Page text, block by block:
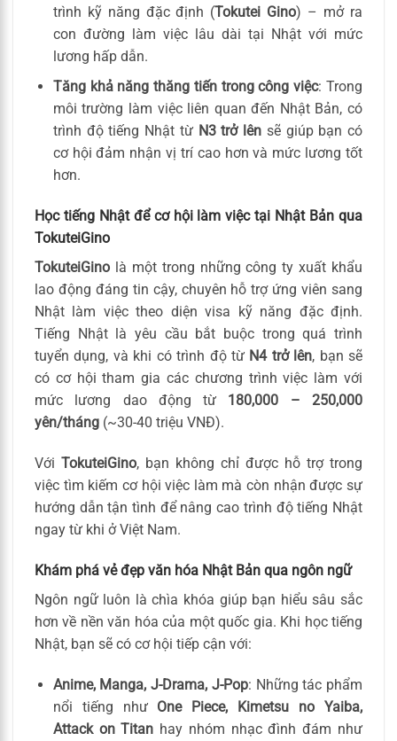
trình kỹ năng đặc định (Tokutei Gino) – mở ra
con đường làm việc lâu dài tại Nhật với mức
lương hấp dẫn.
Tăng khả năng thăng tiến trong công việc: Trong
môi trường làm việc liên quan đến Nhật Bản, có
trình độ tiếng Nhật từ N3 trở lên sẽ giúp bạn có
cơ hội đảm nhận vị trí cao hơn và mức lương tốt
hơn.
Học tiếng Nhật để cơ hội làm việc tại Nhật Bản qua
TokuteiGino
TokuteiGino là một trong những công ty xuất khẩu
lao động đáng tin cậy, chuyên hỗ trợ ứng viên sang
Nhật làm việc theo diện visa kỹ năng đặc định.
Tiếng Nhật là yêu cầu bắt buộc trong quá trình
tuyển dụng, và khi có trình độ từ N4 trở lên, bạn sẽ
có cơ hội tham gia các chương trình việc làm với
mức lương dao động từ 180,000 – 250,000
yên/tháng (~30-40 triệu VNĐ).
Với TokuteiGino, bạn không chỉ được hỗ trợ trong
việc tìm kiếm cơ hội việc làm mà còn nhận được sự
hướng dẫn tận tình để nâng cao trình độ tiếng Nhật
ngay từ khi ở Việt Nam.
Khám phá vẻ đẹp văn hóa Nhật Bản qua ngôn ngữ
Ngôn ngữ luôn là chìa khóa giúp bạn hiểu sâu sắc
hơn về nền văn hóa của một quốc gia. Khi học tiếng
Nhật, bạn sẽ có cơ hội tiếp cận với:
Anime, Manga, J-Drama, J-Pop: Những tác phẩm
nổi tiếng như One Piece, Kimetsu no Yaiba,
Attack on Titan hay nhóm nhạc đình đám như